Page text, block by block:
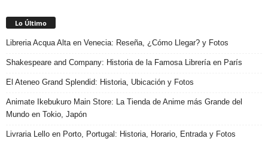
Lo Último
Libreria Acqua Alta en Venecia: Reseña, ¿Cómo Llegar? y Fotos
Shakespeare and Company: Historia de la Famosa Librería en París
El Ateneo Grand Splendid: Historia, Ubicación y Fotos
Animate Ikebukuro Main Store: La Tienda de Anime más Grande del
Mundo en Tokio, Japón
Livraria Lello en Porto, Portugal: Historia, Horario, Entrada y Fotos